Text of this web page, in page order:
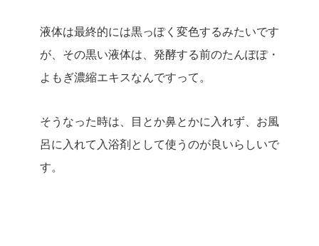
液体は最終的には黒っぽく変色するみたいです
が、その黒い液体は、発酵する前のたんぽぽ・
よもぎ濃縮エキスなんですって。
そうなった時は、目とか鼻とかに入れず、お風
呂に入れて入浴剤として使うのが良いらしいで
す。